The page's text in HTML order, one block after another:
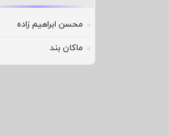
محسن ابراهیم زاده
ماکان بند